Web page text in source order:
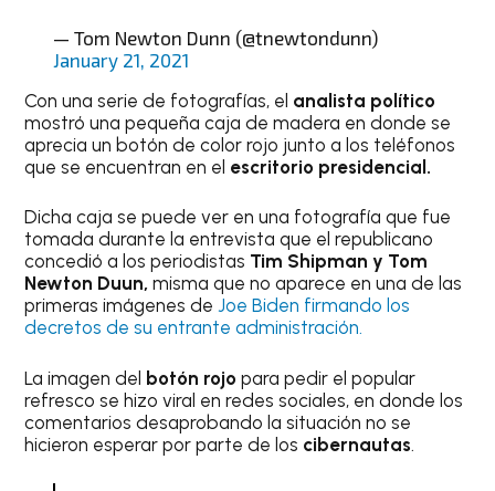
— Tom Newton Dunn (@tnewtondunn)
January 21, 2021
Con una serie de fotografías, el analista político
mostró una pequeña caja de madera en donde se
aprecia un botón de color rojo junto a los teléfonos
que se encuentran en el escritorio presidencial.
Dicha caja se puede ver en una fotografía que fue
tomada durante la entrevista que el republicano
concedió a los periodistas Tim Shipman y Tom
Newton Duun, misma que no aparece en una de las
primeras imágenes deJoe Biden firmando los
decretos de su entrante administración.
La imagen del botón rojopara pedir el popular
refresco se hizo viral en redes sociales, en donde los
comentarios desaprobando la situación no se
hicieron esperar por parte de los cibernautas.